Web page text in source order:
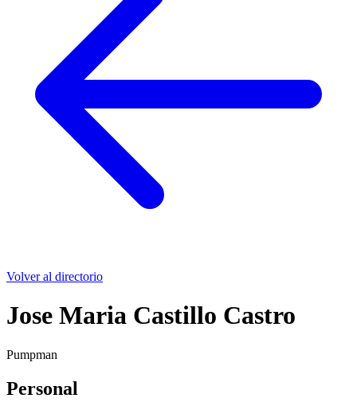
Volver al directorio
Jose Maria Castillo Castro
Pumpman
Personal